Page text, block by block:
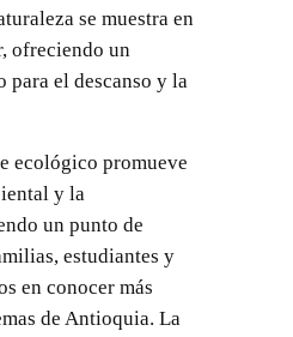
se muestra en
ofreciendo un
para el descanso y la
ecológico promueve
y la
un punto de
estudiantes y
en conocer más
de Antioquia. La